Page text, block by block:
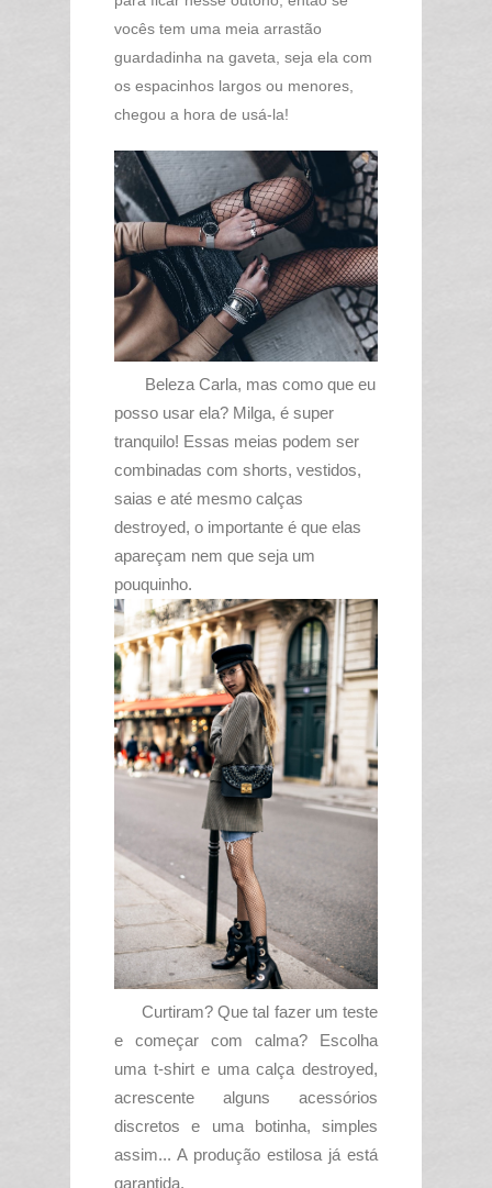
vocês tem uma meia arrastão
guardadinha na gaveta, seja ela com
os espacinhos largos ou menores,
chegou a hora de usá-la!
Beleza Carla, mas como que eu
posso usar ela? Milga, é super
tranquilo! Essas meias podem ser
combinadas com shorts, vestidos,
saias e até mesmo calças
destroyed, o importante é que elas
apareçam nem que seja um
pouquinho.
Curtiram? Que tal fazer um teste
e começar com calma? Escolha
uma t-shirt e uma calça destroyed,
acrescente alguns acessórios
discretos e uma botinha, simples
assim... A produção estilosa já está
garantida.